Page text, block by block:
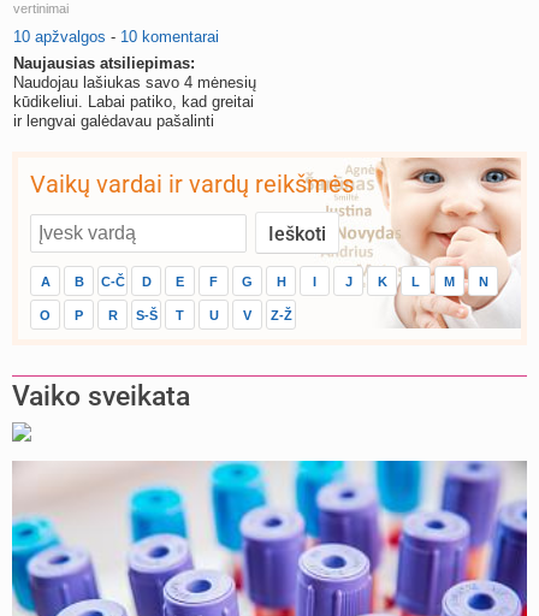
vertinimai
10 apžvalgos - 10 komentarai
Naujausias atsiliepimas:
Naudojau lašiukas savo 4 mėnesių
kūdikeliui. Labai patiko, kad greitai
ir lengvai galėdavau pašalinti
Vaikų vardai ir vardų reikšmės
A B C-Č D E F G H I J K L M N
O P R S-Š T U V Z-Ž
Vaiko sveikata